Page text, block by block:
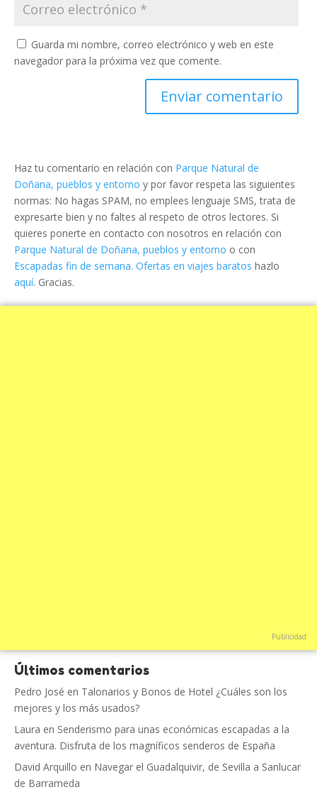
Guarda mi nombre, correo electrónico y web en este
navegador para la próxima vez que comente.
Haz tu comentario en relación con Parque Natural de
Doñana, pueblos y entorno y por favor respeta las siguientes
normas: No hagas SPAM, no emplees lenguaje SMS, trata de
expresarte bien y no faltes al respeto de otros lectores. Si
quieres ponerte en contacto con nosotros en relación con
Parque Natural de Doñana, pueblos y entorno o con
Escapadas fin de semana. Ofertas en viajes baratos hazlo
aquí. Gracias.
Publicidad
Últimos comentarios
Pedro José en Talonarios y Bonos de Hotel ¿Cuáles son los
mejores y los más usados?
Laura en Senderismo para unas económicas escapadas a la
aventura. Disfruta de los magníficos senderos de España
David Arquillo en Navegar el Guadalquivir, de Sevilla a Sanlucar
de Barrameda